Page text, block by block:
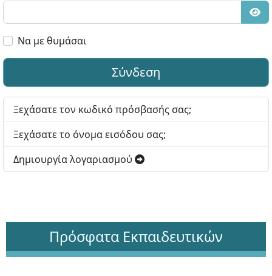
Να με θυμάσαι
Σύνδεση
Ξεχάσατε τον κωδικό πρόσβασής σας;
Ξεχάσατε το όνομα εισόδου σας;
Δημιουργία λογαριασμού
Πρόσφατα Εκπαιδευτικών